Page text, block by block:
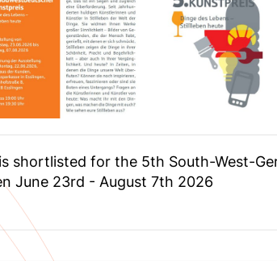
shortlisted for the 5th South-West-
June 23rd - August 7th 2026